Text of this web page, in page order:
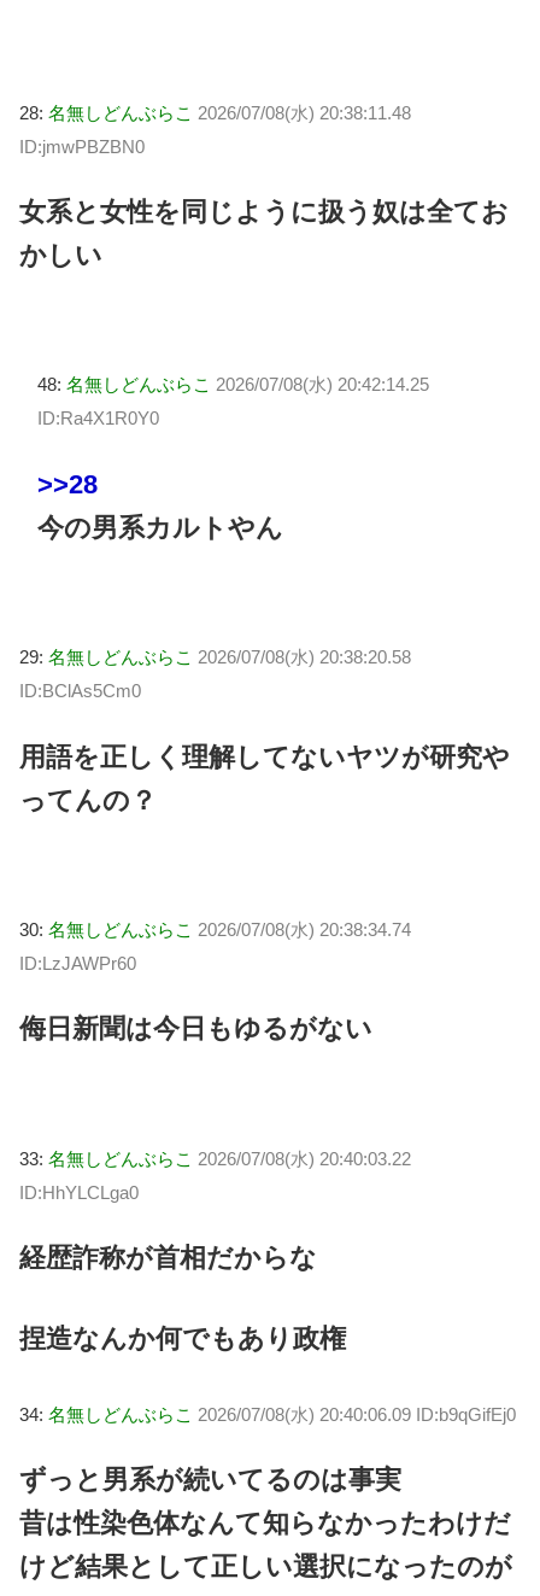
28: 名無しどんぶらこ 2026/07/08(水) 20:38:11.48
ID:jmwPBZBN0
女系と女性を同じように扱う奴は全てお
かしい
48: 名無しどんぶらこ 2026/07/08(水) 20:42:14.25
ID:Ra4X1R0Y0
>>28
今の男系カルトやん
29: 名無しどんぶらこ 2026/07/08(水) 20:38:20.58
ID:BClAs5Cm0
用語を正しく理解してないヤツが研究や
ってんの？
30: 名無しどんぶらこ 2026/07/08(水) 20:38:34.74
ID:LzJAWPr60
侮日新聞は今日もゆるがない
33: 名無しどんぶらこ 2026/07/08(水) 20:40:03.22
ID:HhYLCLga0
経歴詐称が首相だからな
捏造なんか何でもあり政権
34: 名無しどんぶらこ 2026/07/08(水) 20:40:06.09 ID:b9qGifEj0
ずっと男系が続いてるのは事実
昔は性染色体なんて知らなかったわけだ
けど結果として正しい選択になったのが